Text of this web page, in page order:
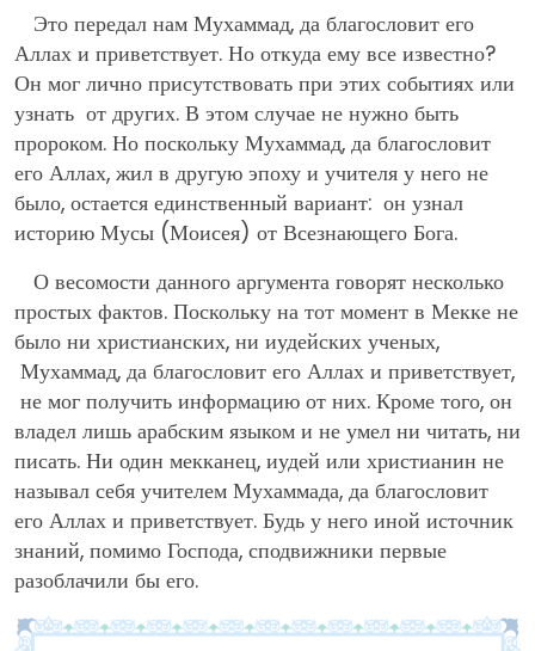
Это передал нам Мухаммад, да благословит его
Аллах и приветствует. Но откуда ему все известно?
Он мог лично присутствовать при этих событиях или
узнать от других. В этом случае не нужно быть
пророком. Но поскольку Мухаммад, да благословит
его Аллах, жил в другую эпоху и учителя у него не
было, остается единственный вариант: он узнал
историю Мусы (Моисея) от Всезнающего Бога.
О весомости данного аргумента говорят несколько
простых фактов. Поскольку на тот момент в Мекке не
было ни христианских, ни иудейских ученых,
Мухаммад, да благословит его Аллах и приветствует,
не мог получить информацию от них. Кроме того, он
владел лишь арабским языком и не умел ни читать, ни
писать. Ни один мекканец, иудей или христианин не
называл себя учителем Мухаммада, да благословит
его Аллах и приветствует. Будь у него иной источник
знаний, помимо Господа, сподвижники первые
разоблачили бы его.